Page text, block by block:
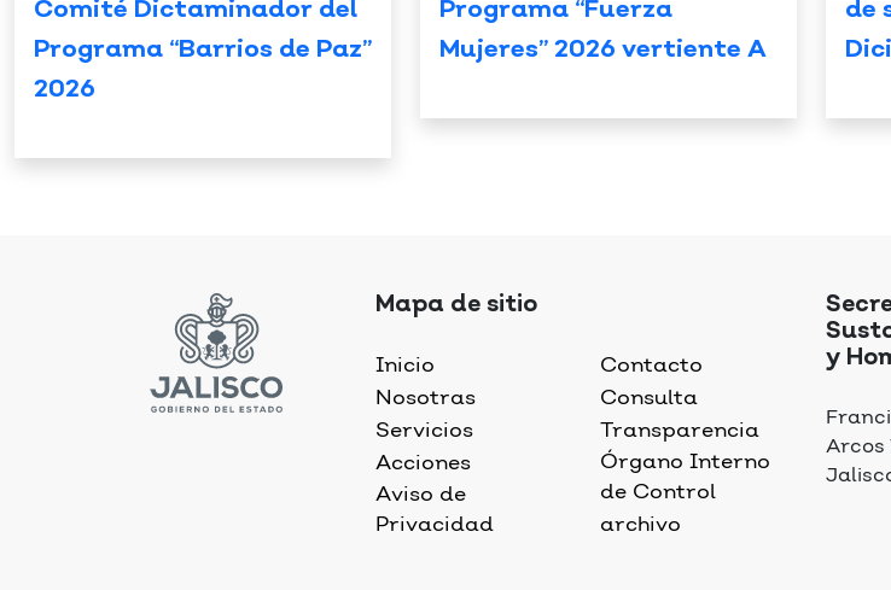
Comité Dictaminador del
Programa “Barrios de Paz”
2026
Programa “Fuerza
Mujeres” 2026 vertiente A
de
Mapa de sitio
Inicio
Nosotras
Servicios
Acciones
Aviso de
Privacidad
Contacto
Consulta
Transparencia
Órgano Interno
de Control
archivo
y
Arcos